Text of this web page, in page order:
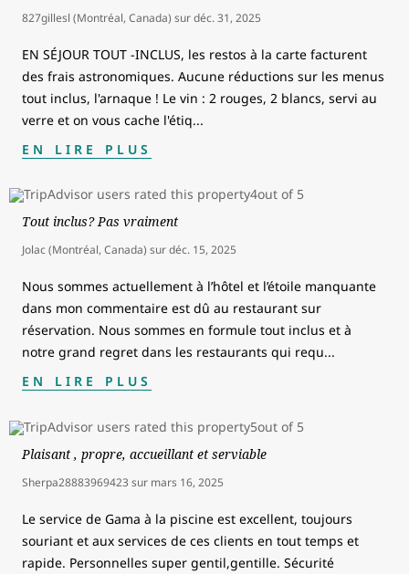
827gillesl (Montréal, Canada) surdéc. 31, 2025
EN SÉJOUR TOUT -INCLUS, les restos à la carte facturent
des frais astronomiques. Aucune réductions sur les menus
tout inclus, l'arnaque ! Le vin : 2 rouges, 2 blancs, servi au
verre et on vous cache l'étiq...
EN LIRE PLUS
Tout inclus? Pas vraiment
Jolac (Montréal, Canada) surdéc. 15, 2025
Nous sommes actuellement à l’hôtel et l’étoile manquante
dans mon commentaire est dû au restaurant sur
réservation. Nous sommes en formule tout inclus et à
notre grand regret dans les restaurants qui requ...
EN LIRE PLUS
Plaisant , propre, accueillant et serviable
Sherpa28883969423 sur mars 16, 2025
Le service de Gama à la piscine est excellent, toujours
souriant et aux services de ces clients en tout temps et
rapide. Personnelles super gentil,gentille. Sécurité